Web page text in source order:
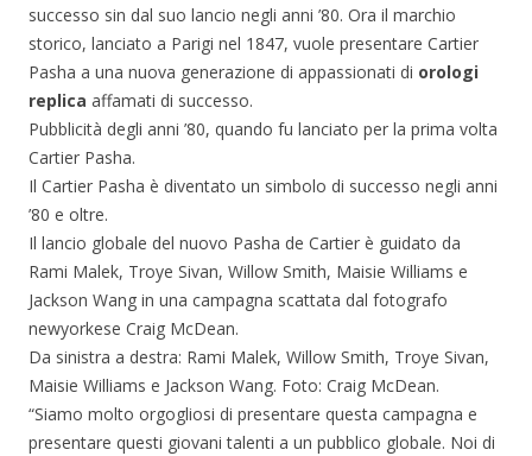
successo sin dal suo lancio negli anni ’80. Ora il marchio
storico, lanciato a Parigi nel 1847, vuole presentare Cartier
Pasha a una nuova generazione di appassionati di orologi
replica affamati di successo.
Pubblicità degli anni ’80, quando fu lanciato per la prima volta
Cartier Pasha.
Il Cartier Pasha è diventato un simbolo di successo negli anni
’80 e oltre.
Il lancio globale del nuovo Pasha de Cartier è guidato da
Rami Malek, Troye Sivan, Willow Smith, Maisie Williams e
Jackson Wang in una campagna scattata dal fotografo
newyorkese Craig McDean.
Da sinistra a destra: Rami Malek, Willow Smith, Troye Sivan,
Maisie Williams e Jackson Wang. Foto: Craig McDean.
“Siamo molto orgogliosi di presentare questa campagna e
presentare questi giovani talenti a un pubblico globale. Noi di